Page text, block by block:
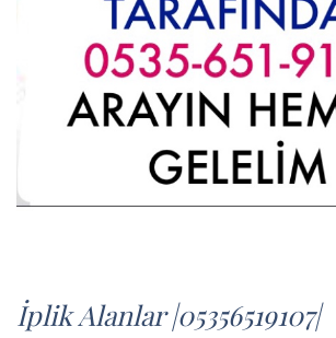
İplik Alanlar |05356519107|